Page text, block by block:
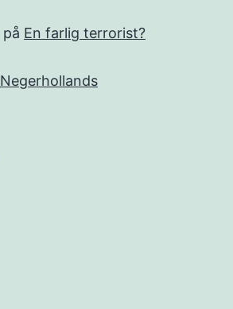
på En farlig terrorist?
Negerhollands